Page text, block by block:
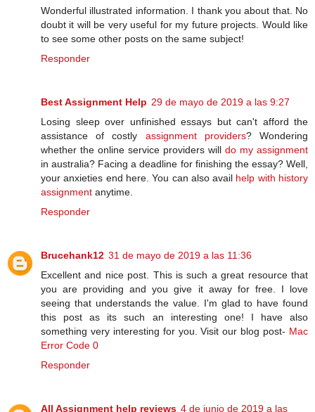
Wonderful illustrated information. I thank you about that. No
doubt it will be very useful for my future projects. Would like
to see some other posts on the same subject!
Responder
Best Assignment Help 29 de mayo de 2019 a las 9:27
Losing sleep over unfinished essays but can't afford the
assistance of costly assignment providers? Wondering
whether the online service providers will do my assignment
in australia? Facing a deadline for finishing the essay? Well,
your anxieties end here. You can also avail help with history
assignment anytime.
Responder
Brucehank12 31 de mayo de 2019 a las 11:36
Excellent and nice post. This is such a great resource that
you are providing and you give it away for free. I love
seeing that understands the value. I'm glad to have found
this post as its such an interesting one! I have also
something very interesting for you. Visit our blog post- Mac
Error Code 0
Responder
All Assignment help reviews 4 de junio de 2019 a las